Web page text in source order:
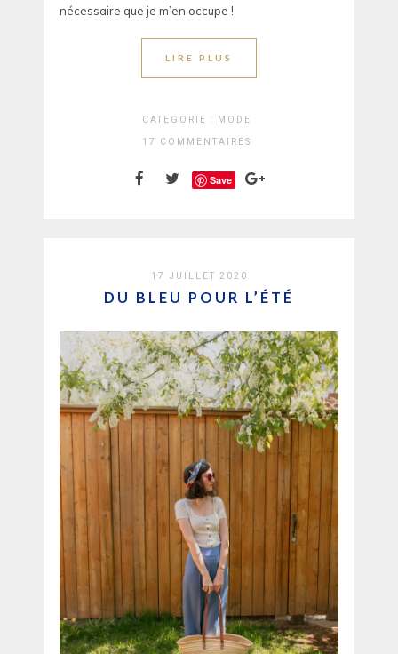
nécessaire que je m’en occupe !
LIRE PLUS
CATEGORIE : MODE
17 COMMENTAIRES
Save
17 JUILLET 2020
DU BLEU POUR L’ÉTÉ